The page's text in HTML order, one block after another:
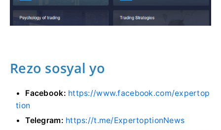
Rezo sosyal yo
Facebook: https://www.facebook.com/expertop
tion
Telegram: https://t.me/ExpertoptionNews